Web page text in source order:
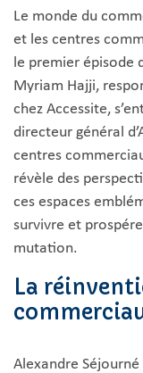
Le monde du
et les centres
le premier épisode
Myriam Hajji,
chez Accessite,
directeur général
centres
révèle des
ces espaces
survivre et
mutation.
La
Alexandre